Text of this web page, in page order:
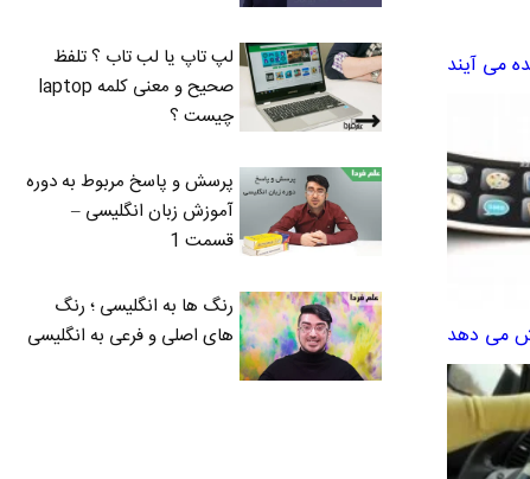
لپ تاپ یا لب تاب ؟ تلفظ
صحیح و معنی کلمه laptop
چیست ؟
پرسش و پاسخ مربوط به دوره
آموزش زبان انگلیسی –
قسمت 1
رنگ ها به انگلیسی ؛ رنگ
های اصلی و فرعی به انگلیسی